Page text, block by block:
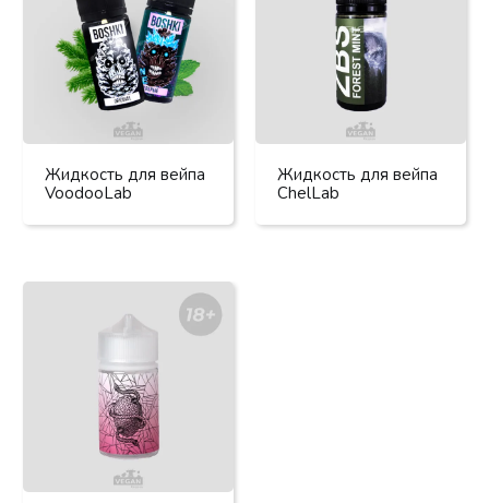
Жидкость для вейпа
VoodooLab
Жидкость для вейпа
ChelLab